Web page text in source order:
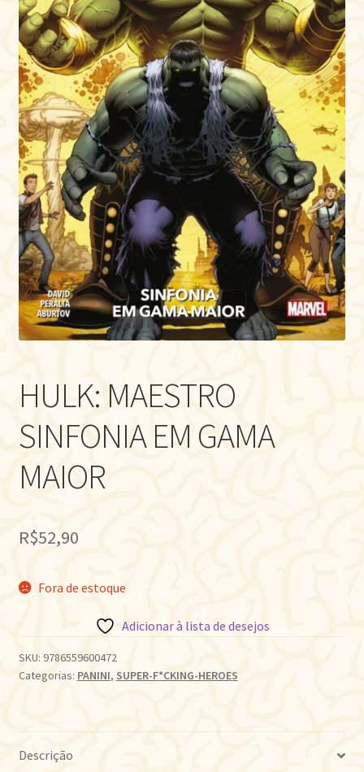
HULK: MAESTRO
SINFONIA EM GAMA
MAIOR
R$52,90
Fora de estoque
Adicionar à lista de desejos
SKU: 9786559600472
Categorias: PANINI, SUPER-F*CKING-HEROES
Descrição